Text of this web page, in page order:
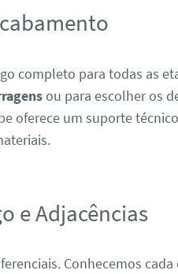
completo para todas as
ou para escolher os
oferece um suporte
e Adjacências
Conhecemos